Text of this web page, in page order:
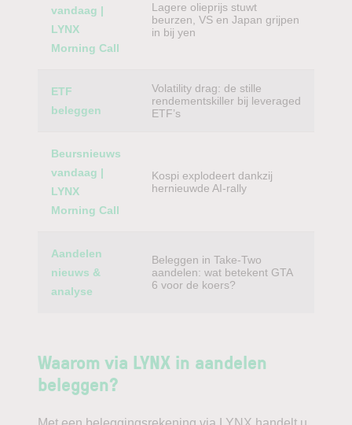
vandaag |
LYNX
Morning Call
Lagere olieprijs stuwt
beurzen, VS en Japan grijpen
in bij yen
ETF
beleggen
Volatility drag: de stille
rendementskiller bij leveraged
ETF’s
Beursnieuws
vandaag |
LYNX
Morning Call
Kospi explodeert dankzij
hernieuwde AI-rally
Aandelen
nieuws &
analyse
Beleggen in Take-Two
aandelen: wat betekent GTA
6 voor de koers?
Waarom via LYNX in aandelen
beleggen?